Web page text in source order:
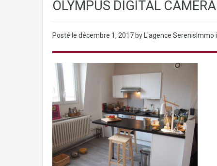
OLYMPUS DIGITAL CAMERA
Posté le décembre 1, 2017 by L'agence SerenisImmo